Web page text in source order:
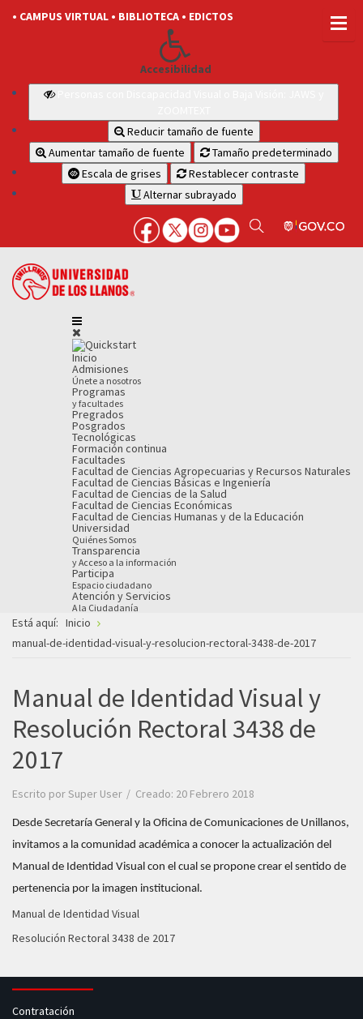
• CAMPUS VIRTUAL • BIBLIOTECA • EDICTOS
Accesibilidad
Reducir tamaño de fuente
Aumentar tamaño de fuente
Tamaño predeterminado
Escala de grises
Restablecer contraste
Alternar subrayado
Inicio
Admisiones
Únete a nosotros
Programas
y facultades
Pregrados
Posgrados
Tecnológicas
Formación continua
Facultades
Facultad de Ciencias Agropecuarias y Recursos Naturales
Facultad de Ciencias Básicas e Ingeniería
Facultad de Ciencias de la Salud
Facultad de Ciencias Económicas
Facultad de Ciencias Humanas y de la Educación
Universidad
Quiénes Somos
Transparencia
y Acceso a la información
Participa
Espacio ciudadano
Atención y Servicios
A la Ciudadanía
Está aquí: Inicio
manual-de-identidad-visual-y-resolucion-rectoral-3438-de-2017
Manual de Identidad Visual y
Resolución Rectoral 3438 de
2017
Escrito porSuper User Creado: 20 Febrero 2018
Desde Secretaría General y la Oficina de Comunicaciones de Unillanos,
invitamos a la comunidad académica a conocer la actualización del
Manual de Identidad Visual con el cual se propone crear el sentido de
pertenencia por la imagen institucional.
Manual de Identidad Visual
Resolución Rectoral 3438 de 2017
Contratación